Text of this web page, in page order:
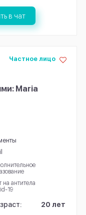
в чат
Maria
Частное лицо
на антитела
19
20 лет